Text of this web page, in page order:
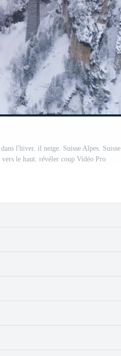
l'hiver. il neige. Suisse Alpes. Suisse.
le haut. révéler coup Vidéo Pro